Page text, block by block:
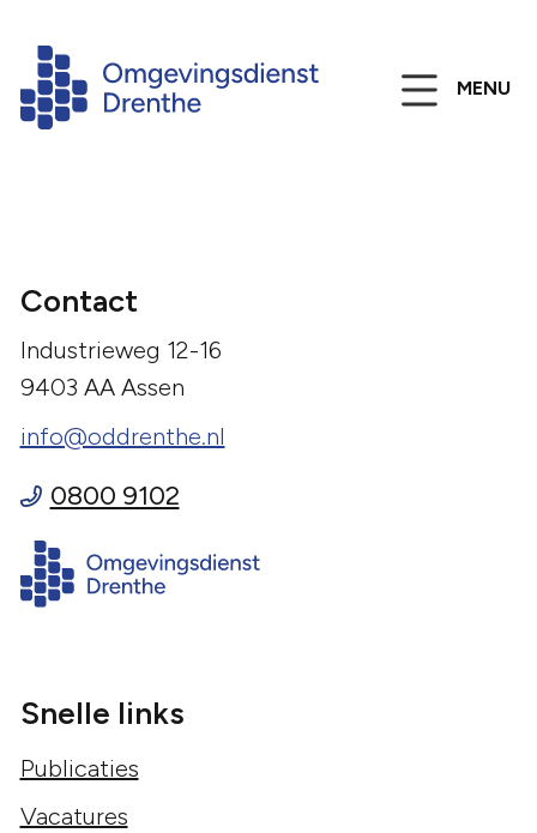
MENU
Contact
Industrieweg 12-16
9403 AA Assen
info@oddrenthe.nl
0800 9102
Snelle links
Publicaties
Vacatures